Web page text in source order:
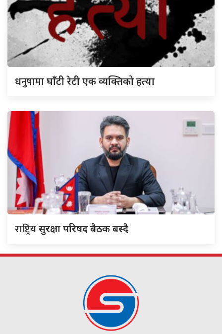
धनुषामाघाँटी रेटी एक व्यक्तिको हत्या
राष्ट्रियसुरक्षा परिषद बैठक बस्दै